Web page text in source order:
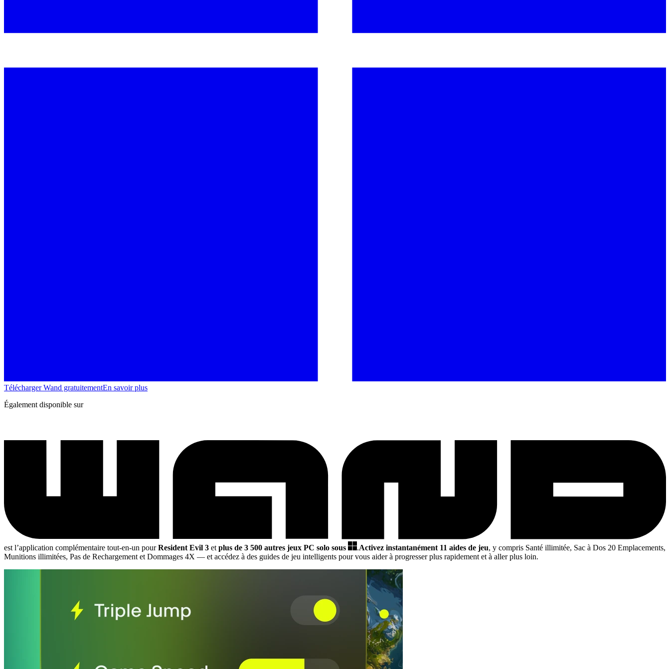
Télécharger Wand gratuitementEn savoir plus
Également disponible sur
est l’application complémentaire tout-en-un pourResident Evil 3 et plus de 3 500 autres jeux PC solo sous .Activez instantanément 11 aides de jeu, y compris Santé illimitée, Sac à Dos 20 Emplacements,
Munitions illimitées, Pas de Rechargement et Dommages 4X — et accédez à des guides de jeu intelligents pour vous aider à progresser plus rapidement et à aller plus loin.